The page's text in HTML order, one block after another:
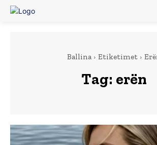
Ballina Etiketimet
Tag: erën